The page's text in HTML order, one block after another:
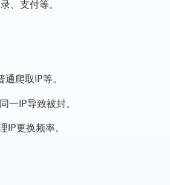
、支付等。
爬取IP等。
IP导致被封。
更换频率。